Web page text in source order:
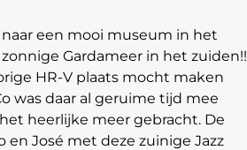
een mooi museum in het
Gardameer in het zuiden!!
HR-V plaats mocht maken
was daar al geruime tijd mee
heerlijke meer gebracht. De
José met deze zuinige Jazz